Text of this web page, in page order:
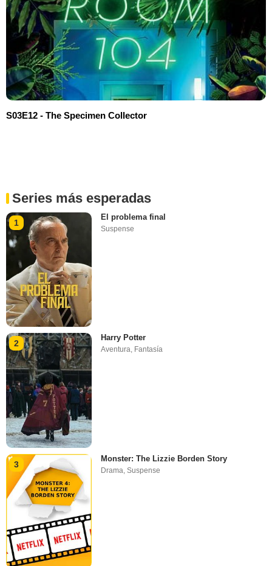
S03E12 - The Specimen Collector
Series más esperadas
1
El problema final
Suspense
2
Harry Potter
Aventura, Fantasía
3
Monster: The Lizzie Borden Story
Drama ,Suspense